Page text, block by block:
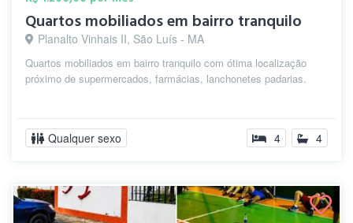
Quartos mobiliados em bairro tranquilo
Planalto Vinhais II, São Luís - MA
Quartos mobiliados em bairro tranquilo com ótima localização
próximo de supermercados, farmácias, lanchonetes padarias.
Qualquer sexo 4 4